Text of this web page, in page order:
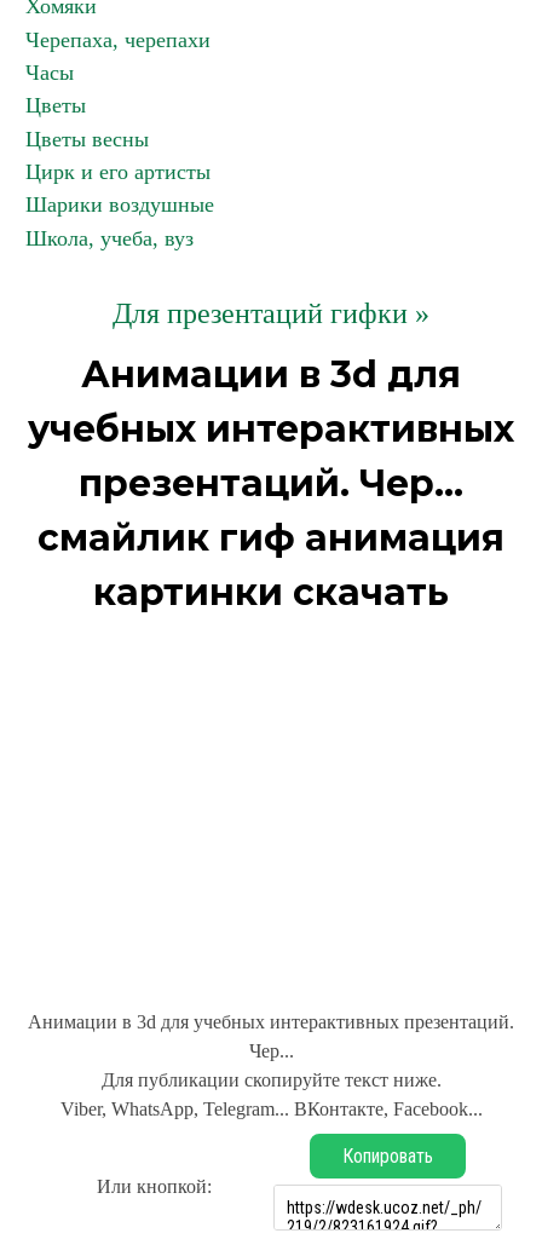
Хомяки
Черепаха, черепахи
Часы
Цветы
Цветы весны
Цирк и его артисты
Шарики воздушные
Школа, учеба, вуз
Для презентаций гифки »
Анимации в 3d для
учебных интерактивных
презентаций. Чер...
смайлик гиф анимация
картинки скачать
Анимации в 3d для учебных интерактивных презентаций.
Чер...
Для публикации скопируйте текст ниже.
Viber, WhatsApp, Telegram... ВКонтакте, Facebook...
Или кнопкой:
Копировать